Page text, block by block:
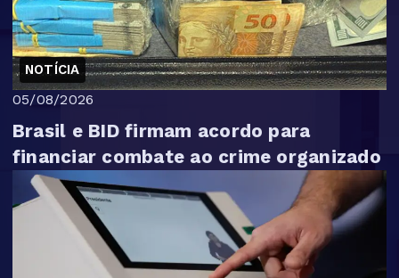
NOTÍCIA
05/08/2026
Brasil e BID firmam acordo para
financiar combate ao crime organizado